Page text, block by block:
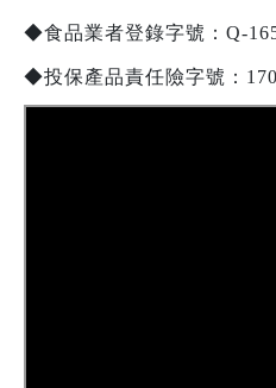
◆食品業者登錄字號：Q-
◆投保產品責任險字號：